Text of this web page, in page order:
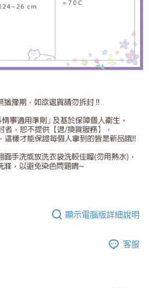
顯示電腦版詳細說明
客服